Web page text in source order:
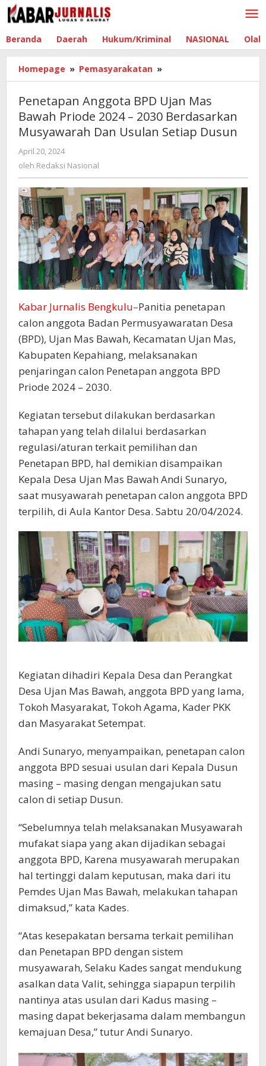
Lewati
ke
Beranda Daerah Hukum/Kriminal NASIONAL
Homepage » Pemasyarakatan »
Anggota
Ujan
Mas
Bawah
2030
Berdasarkan
Musyawarah
Dan
Usulan
Setiap
Dusun
Penetapan Anggota BPD Ujan Mas
Bawah Priode 2024 – 2030 Berdasarkan
Musyawarah Dan Usulan Setiap Dusun
April 20, 2024
Redaksi
oleh Redaksi Nasional
Kabar Jurnalis Bengkulu–Panitia penetapan
calon anggota Badan Permusyawaratan Desa
(BPD), Ujan Mas Bawah, Kecamatan Ujan Mas,
Kabupaten Kepahiang, melaksanakan
penjaringan calon Penetapan anggota BPD
Priode 2024 – 2030.
Kegiatan tersebut dilakukan berdasarkan
tahapan yang telah dilalui berdasarkan
regulasi/aturan terkait pemilihan dan
Penetapan BPD, hal demikian disampaikan
Kepala Desa Ujan Mas Bawah Andi Sunaryo,
saat musyawarah penetapan calon anggota BPD
terpilih, di Aula Kantor Desa. Sabtu 20/04/2024.
Kegiatan dihadiri Kepala Desa dan Perangkat
Desa Ujan Mas Bawah, anggota BPD yang lama,
Tokoh Masyarakat, Tokoh Agama, Kader PKK
dan Masyarakat Setempat.
Andi Sunaryo, menyampaikan, penetapan calon
anggota BPD sesuai usulan dari Kepala Dusun
masing – masing dengan mengajukan satu
calon di setiap Dusun.
“Sebelumnya telah melaksanakan Musyawarah
mufakat siapa yang akan dijadikan sebagai
anggota BPD, Karena musyawarah merupakan
hal tertinggi dalam keputusan, maka dari itu
Pemdes Ujan Mas Bawah, melakukan tahapan
dimaksud,” kata Kades.
“Atas kesepakatan bersama terkait pemilihan
dan Penetapan BPD dengan sistem
musyawarah, Selaku Kades sangat mendukung
asalkan data Valit, sehingga siapapun terpilih
nantinya atas usulan dari Kadus masing –
masing dapat bekerjasama dalam membangun
kemajuan Desa,” tutur Andi Sunaryo.